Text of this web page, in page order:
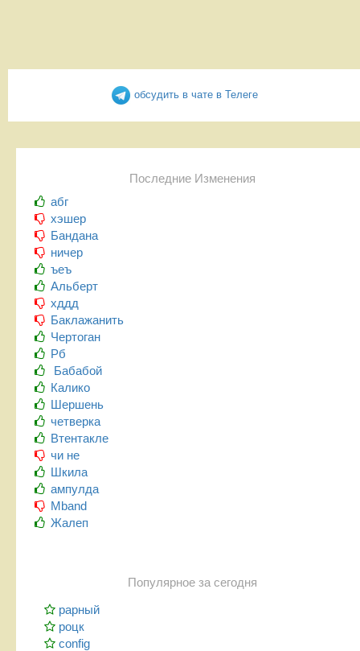
обсудить в чате в Телеге
Последние Изменения
абг
хэшер
Бандана
ничер
ъеъ
Альберт
хддд
Баклажанить
Чертоган
Рб
Бабабой
Калико
Шершень
четверка
Втентакле
чи не
Шкила
ампулда
Mband
Жалеп
Популярное за сегодня
рарный
роцк
config